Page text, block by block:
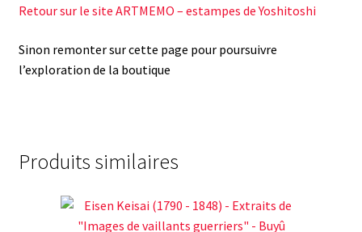
Retour sur le site ARTMEMO – estampes de Yoshitoshi
Sinon remonter sur cette page pour poursuivre
l’exploration de la boutique
Produits similaires